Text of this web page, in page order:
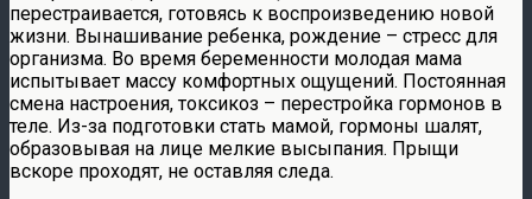
перестраивается, готовясь к воспроизведению новой
жизни. Вынашивание ребенка, рождение – стресс для
организма. Во время беременности молодая мама
испытывает массу комфортных ощущений. Постоянная
смена настроения, токсикоз – перестройка гормонов в
теле. Из-за подготовки стать мамой, гормоны шалят,
образовывая на лице мелкие высыпания. Прыщи
вскоре проходят, не оставляя следа.